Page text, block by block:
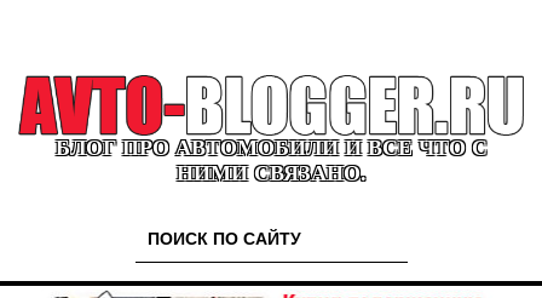
БЛОГ ПРО АВТОМОБИЛИ И ВСЕ ЧТО С
НИМИ СВЯЗАНО.